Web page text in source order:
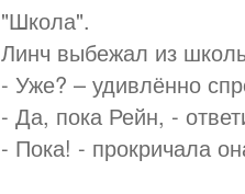
"Школа".
Линч выбежал из
- Уже? – удивлённо
- Да, пока Рейн, -
- Пока! - прокричала